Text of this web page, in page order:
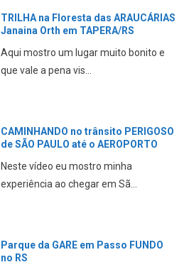
TRILHA na Floresta das ARAUCÁRIAS
Janaina Orth em TAPERA/RS
Aqui mostro um lugar muito bonito e
que vale a pena vis...
CAMINHANDO no trânsito PERIGOSO
de SÃO PAULO até o AEROPORTO
Neste vídeo eu mostro minha
experiência ao chegar em Sã...
Parque da GARE em Passo FUNDO
no RS